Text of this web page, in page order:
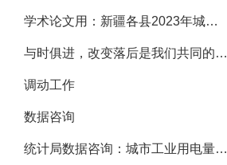
学术论文用：新疆各县2023年城乡居民人均可支配收入，...
与时俱进，改变落后是我们共同的使命
调动工作
数据咨询
统计局数据咨询：城市工业用电量数据申请